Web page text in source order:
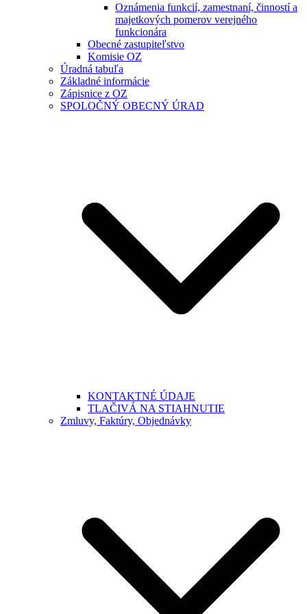
Oznámenia funkcií, zamestnaní, činností a
majetkových pomerov verejného
funkcionára
Obecné zastupiteľstvo
Komisie OZ
Úradná tabuľa
Základné informácie
Zápisnice z OZ
SPOLOČNÝ OBECNÝ ÚRAD
KONTAKTNÉ ÚDAJE
TLAČIVÁ NA STIAHNUTIE
Zmluvy, Faktúry, Objednávky